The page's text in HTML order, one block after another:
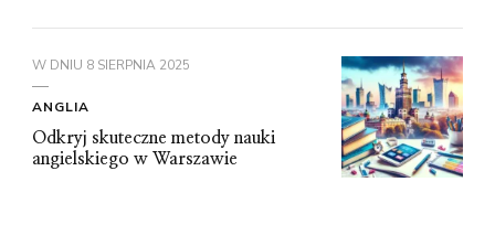
W DNIU 8 SIERPNIA 2025
ANGLIA
Odkryj skuteczne metody nauki
angielskiego w Warszawie